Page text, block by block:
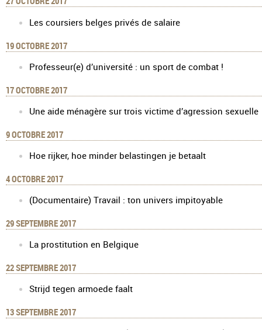
Les coursiers belges privés de salaire
19 OCTOBRE 2017
Professeur(e) d’université : un sport de combat !
17 OCTOBRE 2017
Une aide ménagère sur trois victime d’agression sexuelle
9 OCTOBRE 2017
Hoe rijker, hoe minder belastingen je betaalt
4 OCTOBRE 2017
(Documentaire) Travail : ton univers impitoyable
29 SEPTEMBRE 2017
La prostitution en Belgique
22 SEPTEMBRE 2017
Strijd tegen armoede faalt
13 SEPTEMBRE 2017